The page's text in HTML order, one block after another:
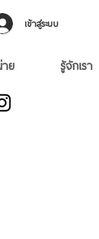
เข้าสู่ระบบ
ย รู้จักเรา